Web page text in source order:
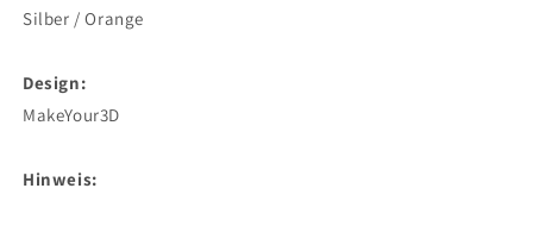
Silber / Orange
Design:
MakeYour3D
Hinweis: